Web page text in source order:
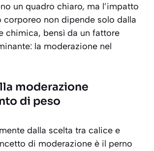
un quadro chiaro, ma l’impatto
corporeo non dipende solo dalla
chimica, bensì da un fattore
la moderazione nel
moderazione
di peso
dalla scelta tra calice e
di moderazione è il perno